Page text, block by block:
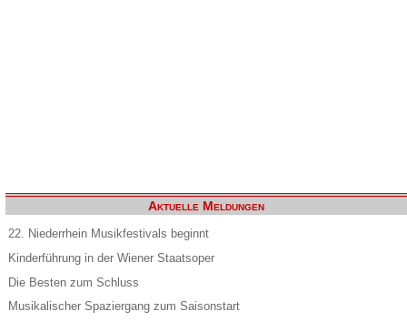
Aktuelle Meldungen
22. Niederrhein Musikfestivals beginnt
Kinderführung in der Wiener Staatsoper
Die Besten zum Schluss
Musikalischer Spaziergang zum Saisonstart